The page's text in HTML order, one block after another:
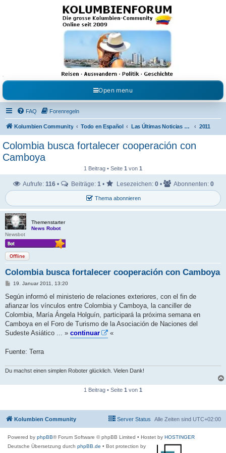
Kolumbienforum - Das
grosse Forum der
Freunde Kolumbiens
Reisen, Auswandern, Kultur, Politik, Geschichte und Visum in Kolumbien und Venezuela.
Austausch, Erfahrungen und Gemeinschaft im Kolumbienforum
Open menu
FAQ Forenregeln
Kolumbien Community Todo en Español Las Últimas Noticias en Español 2011
Colombia busca fortalecer cooperación con
Camboya
1 Beitrag • Seite 1 von 1
Thema abonnieren
Aufrufe: 116• Beiträge: 1 • Lesezeichen: 0• Abonnenten: 0
Themenstarter
News Robot
Newsbot
Offline
Colombia busca fortalecer cooperación con Camboya
B
i
r
a
19. Januar 2011, 13:20
Según informó el ministerio de relaciones exteriores, con el fin de
afianzar los vínculos entre Colombia y Camboya, la canciller de
Colombia, María Ángela Holguín, participará la próxima semana en
Camboya en el Foro de Turismo de la Asociación de Naciones del
Sudeste Asiático ... » continuar «
Fuente: Terra
Du machst einen simplen Roboter glücklich. Vielen Dank!
1 Beitrag • Seite 1 von 1
Kolumbien Community Alle Zeiten sind UTC+02:00
Server Status
Powered by phpBB® Forum Software © phpBB Limited • Hostet by HOSTINGER
Deutsche Übersetzung durch phpBB.de • Bot protection by